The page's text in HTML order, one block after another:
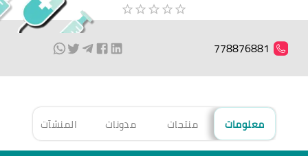
778876881
معلومات منتجات مدونات المنشآت